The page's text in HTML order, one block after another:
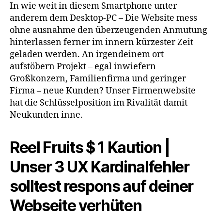
In wie weit in diesem Smartphone unter
anderem dem Desktop-PC – Die Website mess
ohne ausnahme den überzeugenden Anmutung
hinterlassen ferner im innern kürzester Zeit
geladen werden. An irgendeinem ort
aufstöbern Projekt – egal inwiefern
Großkonzern, Familienfirma und geringer
Firma – neue Kunden? Unser Firmenwebsite
hat die Schlüsselposition im Rivalität damit
Neukunden inne.
Reel Fruits $ 1 Kaution |
Unser 3 UX Kardinalfehler
solltest respons auf deiner
Webseite verhüten